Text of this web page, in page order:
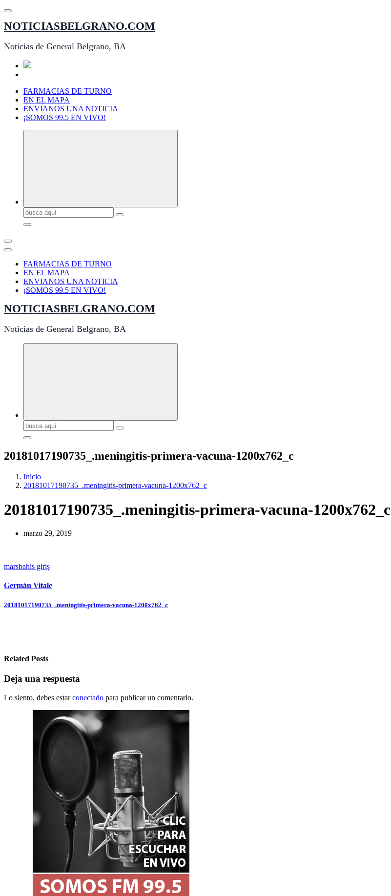
Saltar
contenido
NOTICIASBELGRANO.COM
Noticias de General Belgrano, BA
FARMACIAS DE TURNO
EN EL MAPA
ENVIANOS UNA NOTICIA
¡SOMOS 99.5 EN VIVO!
Buscar:
FARMACIAS DE TURNO
EN EL MAPA
ENVIANOS UNA NOTICIA
¡SOMOS 99.5 EN VIVO!
NOTICIASBELGRANO.COM
Noticias de General Belgrano, BA
Buscar:
20181017190735_.meningitis-primera-vacuna-1200x762_c
Inicio
20181017190735_.meningitis-primera-vacuna-1200x762_c
20181017190735_.meningitis-primera-vacuna-1200x762_c
marzo 29, 2019
marsbahis giriş
Germán Vitale
Navegación
20181017190735_.meningitis-primera-vacuna-1200x762_c
Related Posts
Deja una respuesta
Lo siento, debes estarconectado para publicar un comentario.